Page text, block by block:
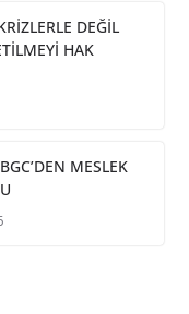
DEĞİL
HAK
MESLEK